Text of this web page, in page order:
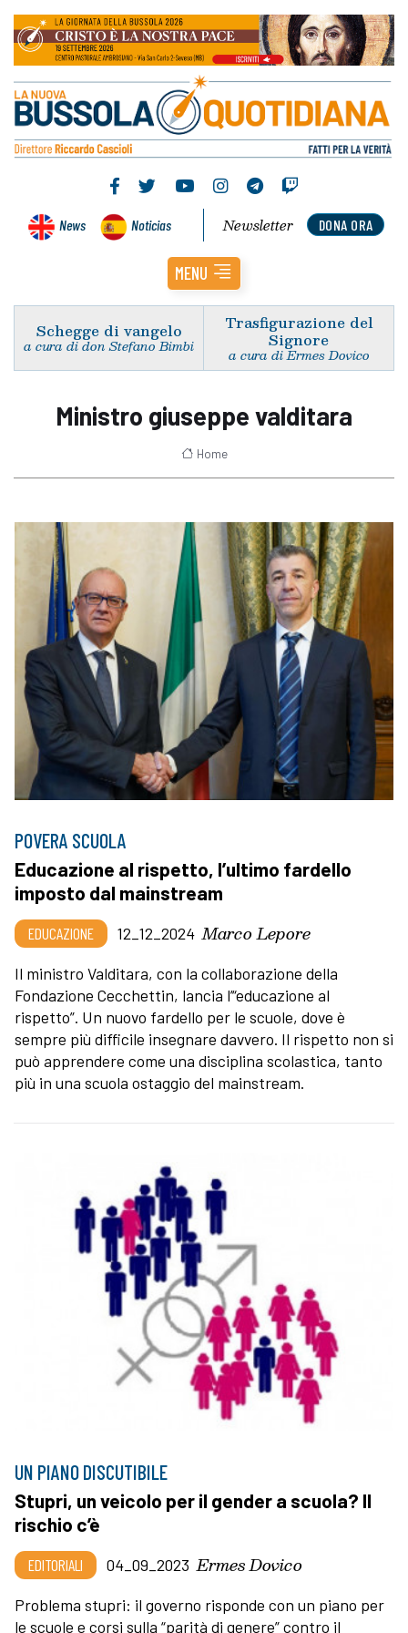
News Noticias DONA ORA
Newsletter
MENU
Schegge di vangelo
a cura di don Stefano Bimbi
Trasfigurazione del
Signore
a cura di Ermes Dovico
Ministro giuseppe valditara
Home
POVERA SCUOLA
Educazione al rispetto, l’ultimo fardello
imposto dal mainstream
EDUCAZIONE 12_12_2024 Marco Lepore
Il ministro Valditara, con la collaborazione della
Fondazione Cecchettin, lancia l’“educazione al
rispetto”. Un nuovo fardello per le scuole, dove è
sempre più difficile insegnare davvero. Il rispetto non si
può apprendere come una disciplina scolastica, tanto
più in una scuola ostaggio del mainstream.
UN PIANO DISCUTIBILE
Stupri, un veicolo per il gender a scuola? Il
rischio c’è
EDITORIALI 04_09_2023 Ermes Dovico
Problema stupri: il governo risponde con un piano per
le scuole e corsi sulla “parità di genere” contro il